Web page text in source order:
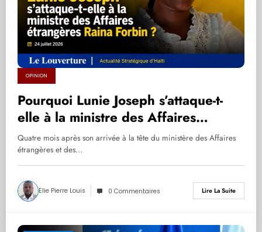
OPINION
Pourquoi Lunie Joseph s’attaque-t-
elle à la ministre des Affaires
étrangères Raina Forbin ?
Quatre mois après son arrivée à la tête du ministère des Affaires
étrangères et des…
Elie Pierre Louis 0 Commentaires Lire La Suite